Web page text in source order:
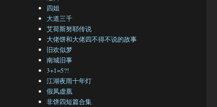
四姐
大道三千
艾荷斯努耶传说
大佬饼和大佬四不得不说的故事
旧欢似梦
南城旧事
3+1=5?!
江湖夜雨十年灯
假凤虚凰
非饼四短篇合集